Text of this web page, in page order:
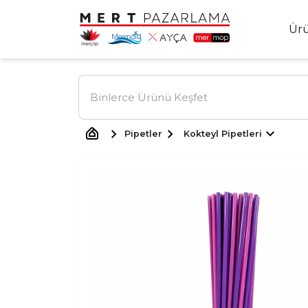
Pipetler Kokteyl Pipetleri